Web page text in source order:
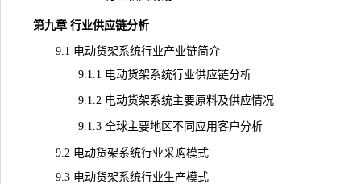
第九章 行业供应链分析
9.1 电动货架系统行业产业链简介
9.1.1 电动货架系统行业供应链分析
9.1.2 电动货架系统主要原料及供应情况
9.1.3 全球主要地区不同应用客户分析
9.2 电动货架系统行业采购模式
9.3 电动货架系统行业生产模式